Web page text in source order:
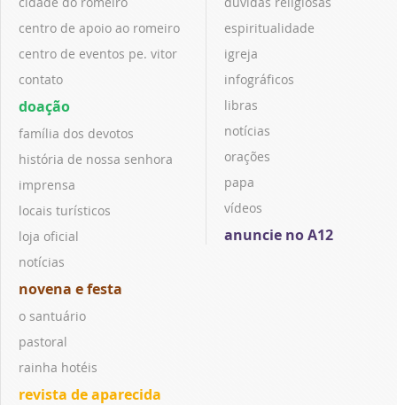
centro de apoio ao romeiro
centro de eventos pe. vitor
contato
doação
família dos devotos
história de nossa senhora
imprensa
locais turísticos
loja oficial
notícias
novena e festa
o santuário
pastoral
rainha hotéis
revista de aparecida
espiritualidade
igreja
infográficos
libras
notícias
orações
papa
vídeos
anuncie no A12